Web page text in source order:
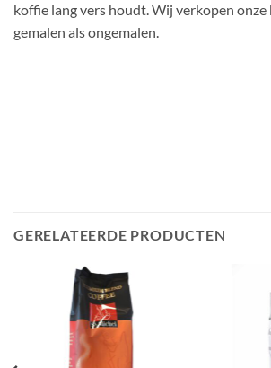
koffie lang vers houdt. Wij verkopen
gemalen als ongemalen.
GERELATEERDE PRODUCTEN